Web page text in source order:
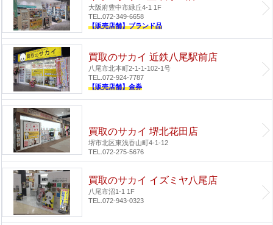
大阪府豊中市緑丘4-1 1F
TEL.072-349-6658
【販売店舗】ブランド品
買取のサカイ 近鉄八尾駅前店
八尾市北本町2-1-1-102-1号
TEL.072-924-7787
【販売店舗】金券
買取のサカイ 堺北花田店
堺市北区東浅香山町4-1-12
TEL.072-275-5676
買取のサカイ イズミヤ八尾店
八尾市沼1-1 1F
TEL.072-943-0323